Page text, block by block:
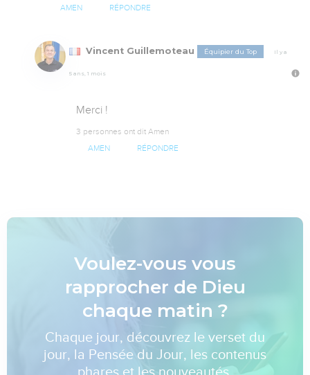
AMEN RÉPONDRE
Vincent Guillemoteau Équipier du Top Il y a
5 ans, 1 mois
Merci !
3 personnes ont dit Amen
AMEN RÉPONDRE
Voulez-vous vous
rapprocher de Dieu
chaque matin ?
Chaque jour, découvrez le verset du
jour, la Pensée du Jour, les contenus
phares et les nouveautés.